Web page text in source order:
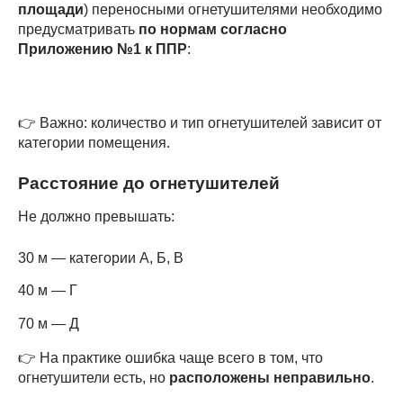
площади) переносными огнетушителями необходимо
предусматривать по нормам согласно
Приложению №1 к ППР:
👉 Важно: количество и тип огнетушителей зависит от
категории помещения.
Расстояние до огнетушителей
Не должно превышать:
30 м — категории А, Б, В
40 м — Г
70 м — Д
👉 На практике ошибка чаще всего в том, что
огнетушители есть, но расположены неправильно.